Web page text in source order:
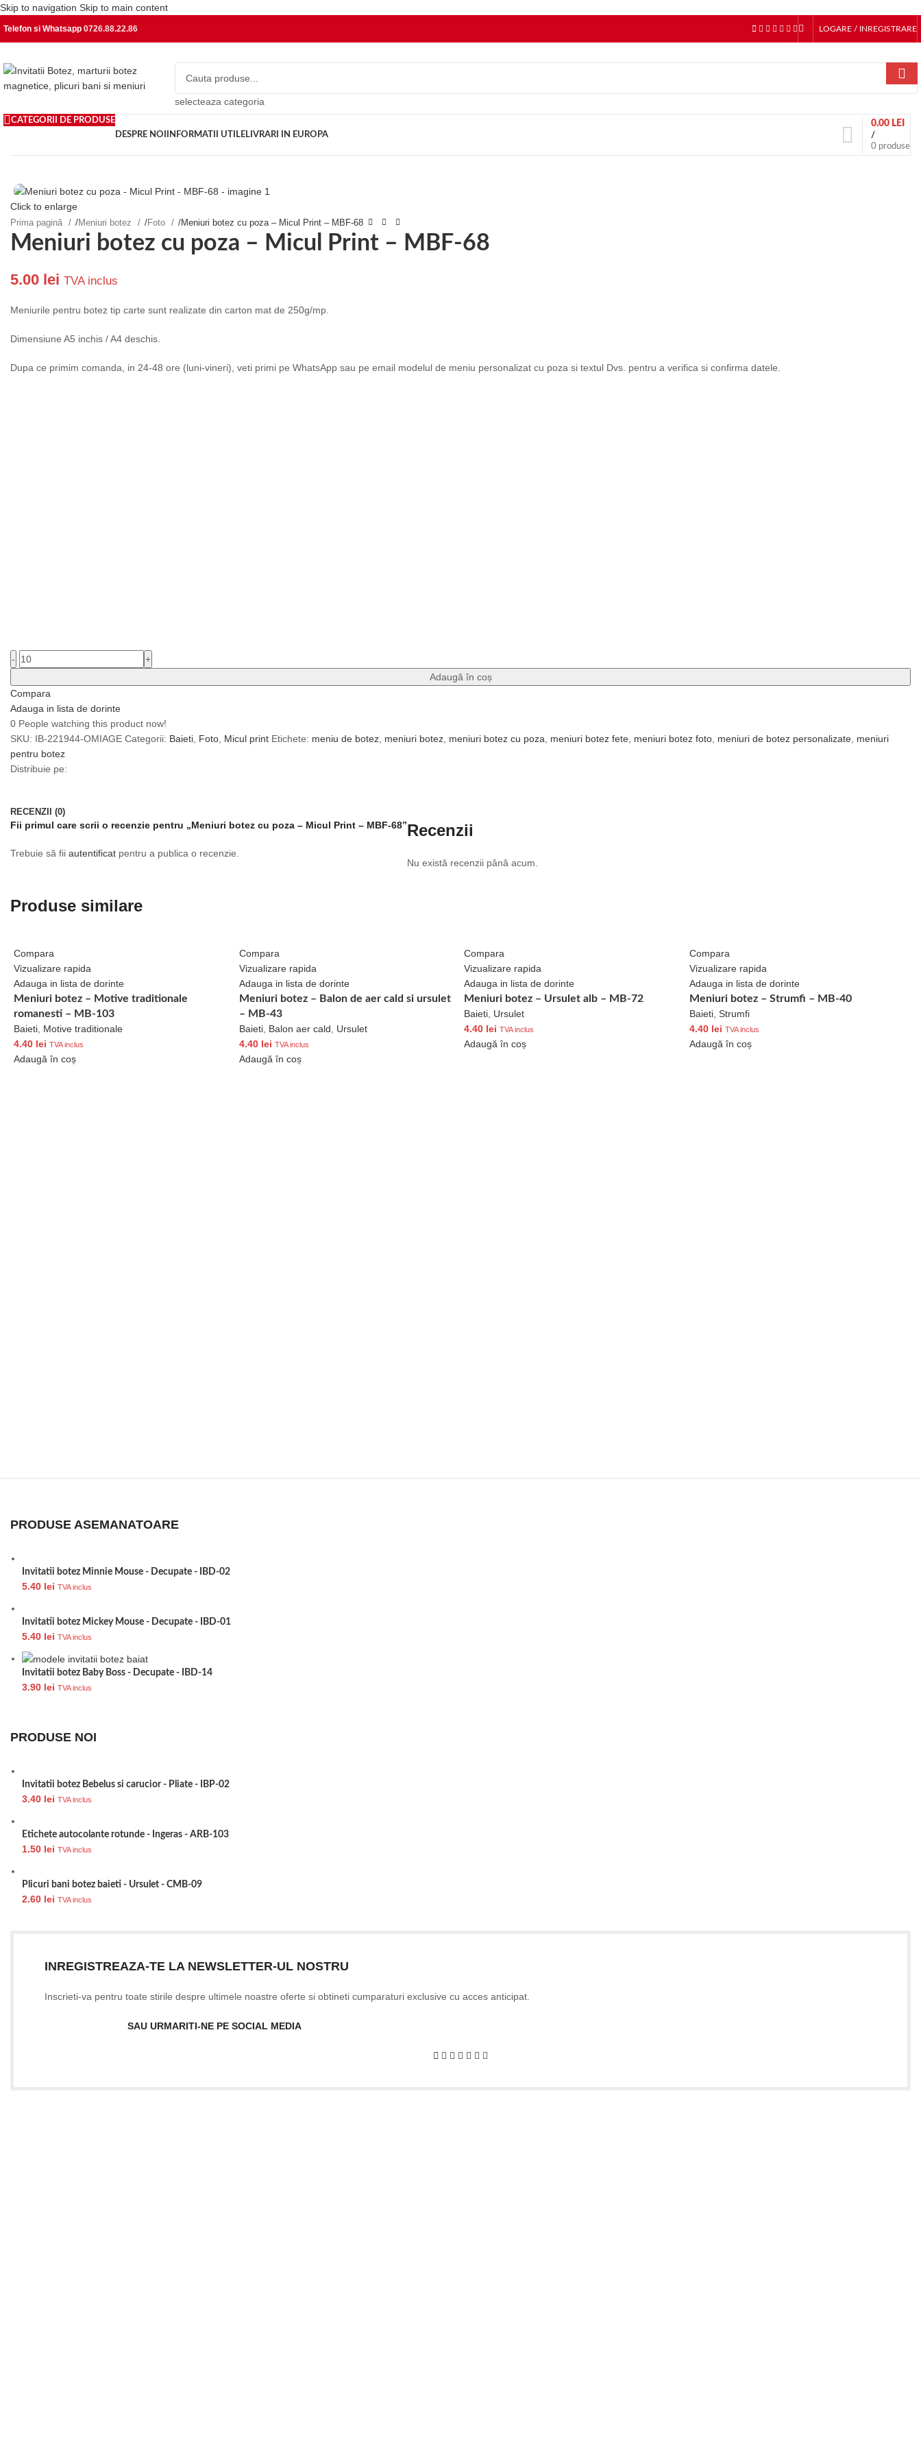
Skip to navigation Skip to main content
Telefon si Whatsapp 0726.88.22.86 LOGARE / INREGISTRARE
selecteaza categoria
CATEGORII DE PRODUSE
DESPRE NOI
INFORMATII UTILELIVRARI IN EUROPA
0 produse
/
0.00 LEI
Click to enlarge
Prima pagină /Meniuri botez /Foto /Meniuri botez cu poza – Micul Print – MBF-68
Meniuri botez cu poza – Micul Print – MBF-68
5.00 lei TVA inclus
Meniurile pentru botez tip carte sunt realizate din carton mat de 250g/mp.
Dimensiune A5 inchis / A4 deschis.
Dupa ce primim comanda, in 24-48 ore (luni-vineri), veti primi pe WhatsApp sau pe email modelul de meniu personalizat cu poza si textul Dvs. pentru a verifica si confirma datele.
-
+
Adaugă în coș
Compara
Adauga in lista de dorinte
0 People watching this product now!
SKU: IB-221944-OMIAGE Categorii: Baieti Foto Micul print Etichete: meniu de botez meniuri botez meniuri botez cu poza meniuri botez fete meniuri botez foto meniuri de botez personalizate meniuri
pentru botez
Distribuie pe:
RECENZII (0)
Recenzii
Nu există recenzii până acum.
Fii primul care scrii o recenzie pentru „Meniuri botez cu poza – Micul Print – MBF-68”
Trebuie să fii autentificat pentru a publica o recenzie.
Produse similare
Compara
Vizualizare rapida
Adauga in lista de dorinte
Meniuri botez – Motive traditionale
romanesti – MB-103
Baieti Motive traditionale
4.40 lei TVA inclus
Adaugă în coș
Compara
Vizualizare rapida
Adauga in lista de dorinte
Meniuri botez – Balon de aer cald si ursulet
– MB-43
Baieti, Balon aer cald
Ursulet
4.40 lei TVA inclus
Adaugă în coș
Compara
Vizualizare rapida
Adauga in lista de dorinte
Meniuri botez – Ursulet alb – MB-72
Baieti Ursulet
4.40 lei TVA inclus
Adaugă în coș
Compara
Vizualizare rapida
Adauga in lista de dorinte
Meniuri botez – Strumfi – MB-40
Baieti, Strumfi
4.40 lei TVA inclus
Adaugă în coș
PRODUSE ASEMANATOARE
Invitatii botez Minnie Mouse - Decupate - IBD-02
5.40 lei TVA inclus
Invitatii botez Mickey Mouse - Decupate - IBD-01
5.40 lei TVA inclus
Invitatii botez Baby Boss - Decupate - IBD-14
3.90 lei TVA inclus
PRODUSE NOI
Invitatii botez Bebelus si carucior - Pliate - IBP-02
3.40 lei TVA inclus
Etichete autocolante rotunde - Ingeras - ARB-103
1.50 lei TVA inclus
Plicuri bani botez baieti - Ursulet - CMB-09
2.60 lei TVA inclus
INREGISTREAZA-TE LA NEWSLETTER-UL NOSTRU
Inscrieti-va pentru toate stirile despre ultimele noastre oferte si obtineti cumparaturi exclusive cu acces anticipat.
SAU URMARITI-NE PE SOCIAL MEDIA